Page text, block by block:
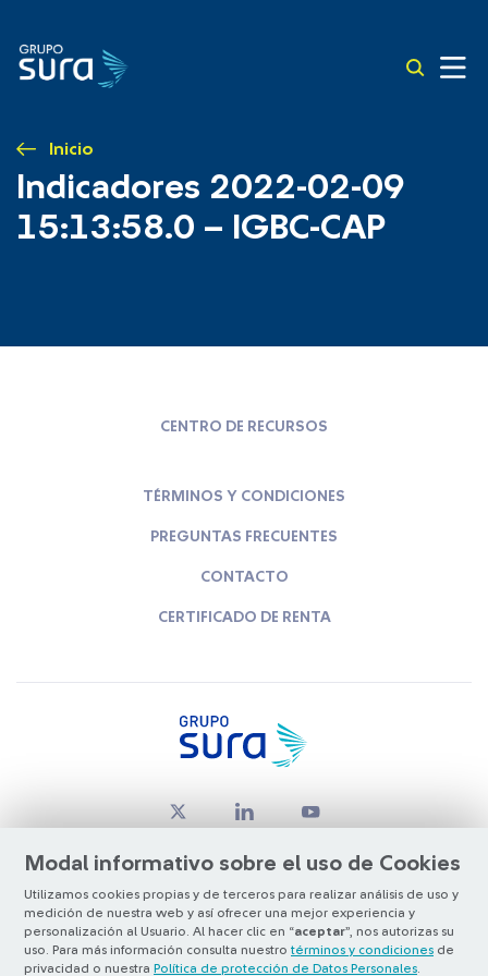
Inicio
Indicadores 2022-02-09
15:13:58.0 – IGBC-CAP
Modal informativo sobre el uso de Cookies
Utilizamos cookies propias y de terceros para realizar análisis de uso y
medición de nuestra web y así ofrecer una mejor experiencia y
personalización al Usuario. Al hacer clic en “aceptar”, nos autorizas su
uso. Para más información consulta nuestro términos y condiciones de
privacidad o nuestra Política de protección de Datos Personales
CENTRO DE RECURSOS
TÉRMINOS Y CONDICIONES
PREGUNTAS FRECUENTES
CONTACTO
CERTIFICADO DE RENTA
© Copyright Grupo SURA 2026